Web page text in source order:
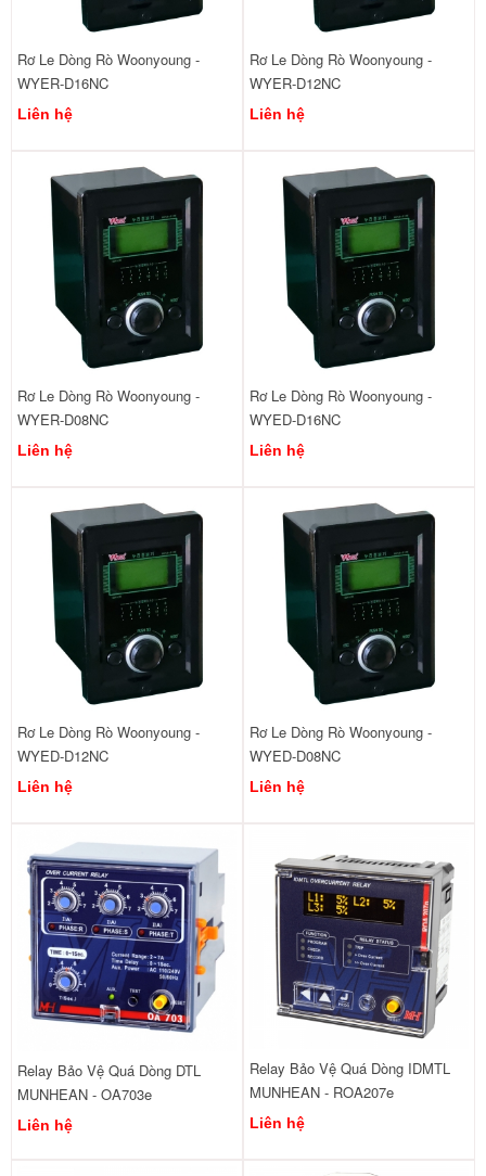
Rơ Le Dòng Rò Woonyoung -
WYER-D16NC
Liên hệ
Rơ Le Dòng Rò Woonyoung -
WYER-D12NC
Liên hệ
Rơ Le Dòng Rò Woonyoung -
WYER-D08NC
Liên hệ
Rơ Le Dòng Rò Woonyoung -
WYED-D16NC
Liên hệ
Rơ Le Dòng Rò Woonyoung -
WYED-D12NC
Liên hệ
Rơ Le Dòng Rò Woonyoung -
WYED-D08NC
Liên hệ
Relay Bảo Vệ Quá Dòng DTL
MUNHEAN - OA703e
Liên hệ
Relay Bảo Vệ Quá Dòng IDMTL
MUNHEAN - ROA207e
Liên hệ